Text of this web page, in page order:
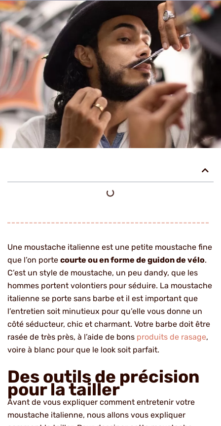
Une moustache italienne est une petite moustache fine
que l’on porte courte ou en forme de guidon de vélo.
C’est un style de moustache, un peu dandy, que les
hommes portent volontiers pour séduire. La moustache
italienne se porte sans barbe et il est important que
l’entretien soit minutieux pour qu’elle vous donne un
côté séducteur, chic et charmant. Votre barbe doit être
rasée de très près, à l’aide de bons produits de rasage,
voire à blanc pour que le look soit parfait.
Des outils de précision
pour la tailler
Avant de vous expliquer comment entretenir votre
moustache italienne, nous allons vous expliquer